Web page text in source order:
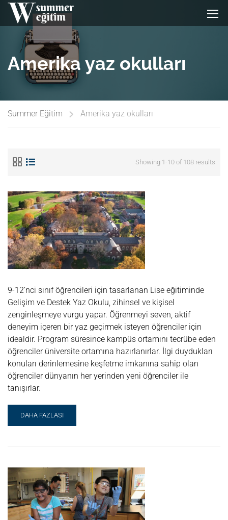
Amerika yaz okulları
Summer Eğitim Amerika yaz okulları
Showing 1-10 of 108 results
9-12’nci sınıf öğrencileri için tasarlanan Lise eğitiminde
Gelişim ve Destek Yaz Okulu, zihinsel ve kişisel
zenginleşmeye vurgu yapar. Öğrenmeyi seven, aktif
deneyim içeren bir yaz geçirmek isteyen öğrenciler için
idealdir. Program süresince kampüs ortamını tecrübe eden
öğrenciler üniversite ortamına hazırlanırlar. İlgi duydukları
konuları derinlemesine keşfetme imkanına sahip olan
öğrenciler dünyanın her yerinden yeni öğrenciler ile
tanışırlar.
READ
MORE
DESTEK
YAZ
OKULU
DAHA FAZLASI